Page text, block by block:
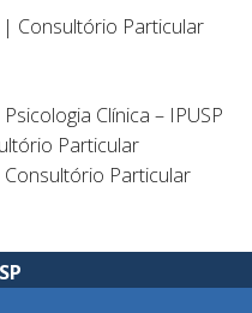
| Consultório Particular
Clínica – IPUSP
Particular
Particular